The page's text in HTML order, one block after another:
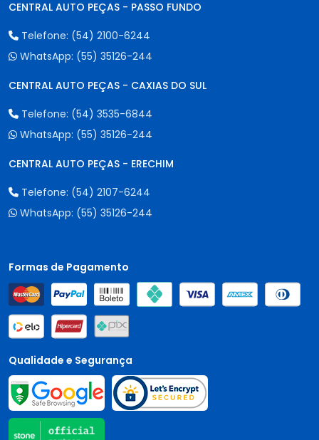
CENTRAL AUTO PEÇAS - PASSO FUNDO
Telefone: (54) 2100-6244
WhatsApp: (55) 35126-244
CENTRAL AUTO PEÇAS - CAXIAS DO SUL
Telefone: (54) 3535-6844
WhatsApp: (55) 35126-244
CENTRAL AUTO PEÇAS - ERECHIM
Telefone: (54) 2107-6244
WhatsApp: (55) 35126-244
Formas de Pagamento
Qualidade e Segurança